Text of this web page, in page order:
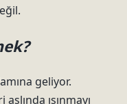
geliyor.
ısınmayı